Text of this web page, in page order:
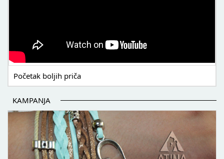
Početak boljih priča
KAMPANJA